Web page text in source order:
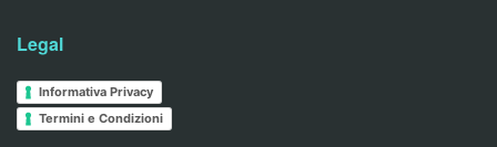
Legal
Informativa Privacy
Termini e Condizioni